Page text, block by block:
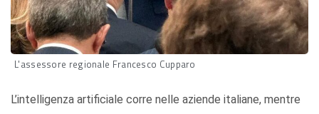
L'assessore regionale Francesco Cupparo
L’intelligenza artificiale corre nelle aziende italiane, mentre